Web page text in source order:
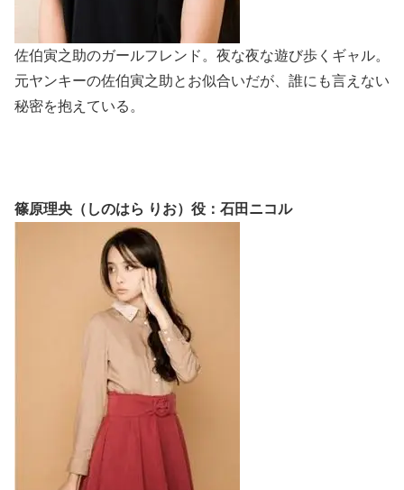
佐伯寅之助のガールフレンド。夜な夜な遊び歩くギャル。
元ヤンキーの佐伯寅之助とお似合いだが、誰にも言えない
秘密を抱えている。
篠原理央（しのはら りお）役：石田ニコル